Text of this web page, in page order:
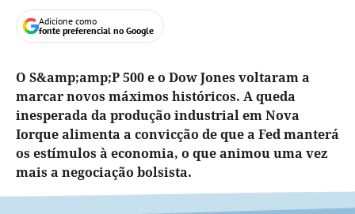
Adicione como
fonte preferencial no Google
O S&amp;amp;P 500 e o Dow Jones voltaram a
marcar novos máximos históricos. A queda
inesperada da produção industrial em Nova
Iorque alimenta a convicção de que a Fed manterá
os estímulos à economia, o que animou uma vez
mais a negociação bolsista.